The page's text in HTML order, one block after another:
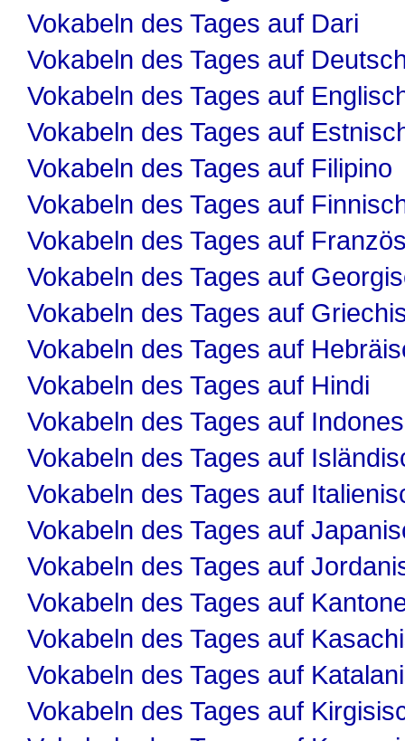
Vokabeln des Tages auf Dari
Vokabeln des Tages auf
Vokabeln des Tages auf
Vokabeln des Tages auf
Vokabeln des Tages auf Filipino
Vokabeln des Tages auf
Vokabeln des Tages auf
Vokabeln des Tages auf
Vokabeln des Tages auf
Vokabeln des Tages auf
Vokabeln des Tages auf Hindi
Vokabeln des Tages auf
Vokabeln des Tages auf
Vokabeln des Tages auf
Vokabeln des Tages auf
Vokabeln des Tages auf
Vokabeln des Tages auf
Vokabeln des Tages auf
Vokabeln des Tages auf
Vokabeln des Tages auf